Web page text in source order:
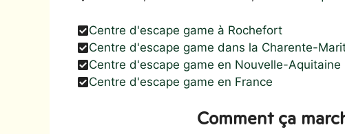
Centre d'escape game à Rochefort
Centre d'escape game dans la Charente-
Centre d'escape game en Nouvelle-Aquitaine
Centre d'escape game en France
Comment ça